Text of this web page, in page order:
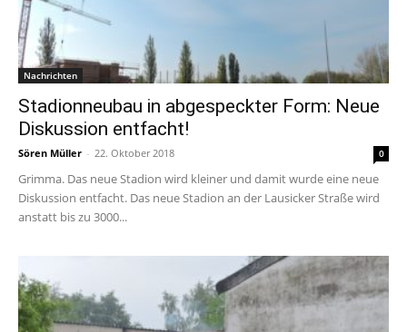
Nachrichten
Stadionneubau in abgespeckter Form: Neue
Diskussion entfacht!
Sören Müller - 22. Oktober 2018 0
Grimma. Das neue Stadion wird kleiner und damit wurde eine neue
Diskussion entfacht. Das neue Stadion an der Lausicker Straße wird
anstatt bis zu 3000...